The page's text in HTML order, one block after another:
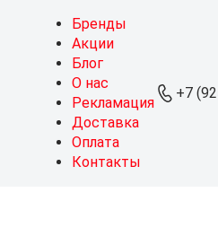
Бренды
Акции
Блог
О нас
Рекламация
Доставка
Оплата
Контакты
+7